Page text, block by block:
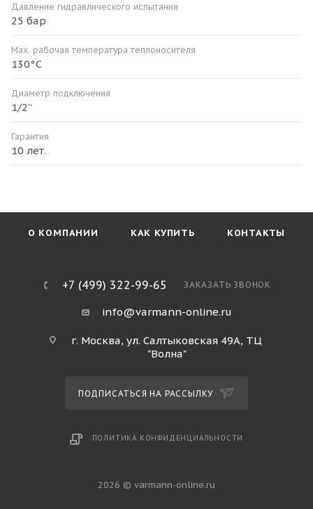
Давление гидравлического испытания
25 бар
Мax. рабочая температура теплоносителя
130°С
Диаметр подключения
1/2”
Гарантия
10 лет.
О КОМПАНИИ КАК КУПИТЬ КОНТАКТЫ
+7 (499) 322-99-65 ЗАКАЗАТЬ ЗВОНОК
info@varmann-online.ru
г. Москва, ул. Салтыковская 49А, ТЦ
"Волна"
ПОДПИСАТЬСЯ НА РАССЫЛКУ
ПОЛИТИКА КОНФИДЕНЦИАЛЬНОСТИ
2026 © varmann-online.ru